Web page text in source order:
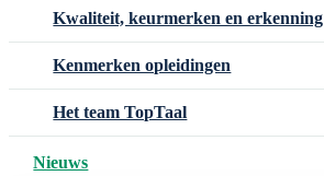
Kwaliteit, keurmerken en erkenning
Kenmerken opleidingen
Het team TopTaal
Nieuws